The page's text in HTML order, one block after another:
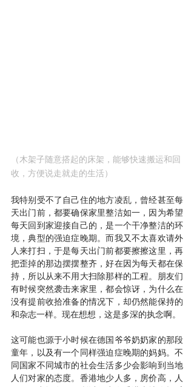
（木架子随意搭起的床架，能够快速搬运和回
收，方便说走就走的生活）
我特别受不了自己住的地方凌乱，曾经甚至每
天出门前，都要确保家里整洁如一，因为希望
每天回到家迎接自己的，是一个干净整洁的环
境，典型的强迫症晚期。而我又不太喜欢请外
人来打扫，于是每天出门前都要擦擦这里，再
把歪掉的那边摆摆整齐，好在因为每天都在保
持，所以从来不用大扫除那样的工程。朋友们
有时候突然袭击来家里，都会惊讶，为什么在
没有提前收拾准备的情况下，却仍然能保持的
和杂志一样。现在想想，这是多深的执念啊。
这可能也源于小时候在德国爷爷奶奶家的那段
童年，以及有一个同样强迫症晚期的妈妈。不
同国家不同城市的社会生活多少会影响到当地
人们对家的态度。香港地少人多，房价高，人